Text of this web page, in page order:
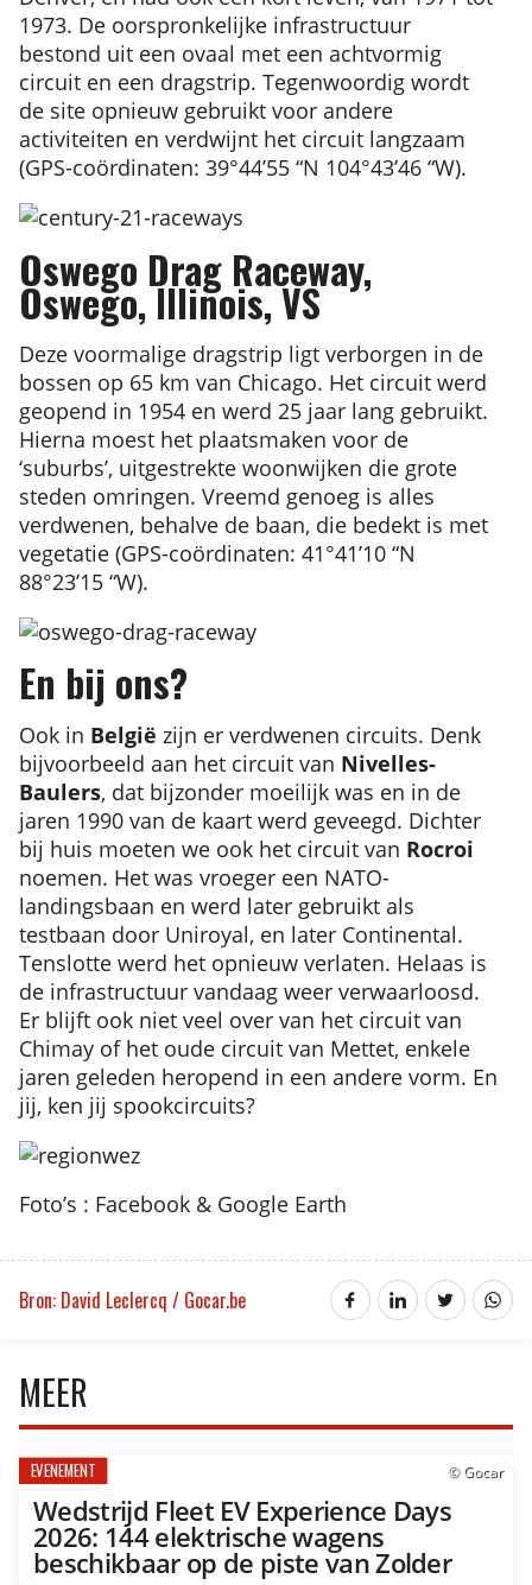
1973. De oorspronkelijke infrastructuur
bestond uit een ovaal met een achtvormig
circuit en een dragstrip. Tegenwoordig wordt
de site opnieuw gebruikt voor andere
activiteiten en verdwijnt het circuit langzaam
(GPS-coördinaten: 39°44’55 “N 104°43’46 “W).
Oswego Drag Raceway,
Oswego, Illinois, VS
Deze voormalige dragstrip ligt verborgen in de
bossen op 65 km van Chicago. Het circuit werd
geopend in 1954 en werd 25 jaar lang gebruikt.
Hierna moest het plaatsmaken voor de
‘suburbs’, uitgestrekte woonwijken die grote
steden omringen. Vreemd genoeg is alles
verdwenen, behalve de baan, die bedekt is met
vegetatie (GPS-coördinaten: 41°41’10 “N
88°23’15 “W).
En bij ons?
Ook in België zijn er verdwenen circuits. Denk
bijvoorbeeld aan het circuit van Nivelles-
Baulers, dat bijzonder moeilijk was en in de
jaren 1990 van de kaart werd geveegd. Dichter
bij huis moeten we ook het circuit van Rocroi
noemen. Het was vroeger een NATO-
landingsbaan en werd later gebruikt als
testbaan door Uniroyal, en later Continental.
Tenslotte werd het opnieuw verlaten. Helaas is
de infrastructuur vandaag weer verwaarloosd.
Er blijft ook niet veel over van het circuit van
Chimay of het oude circuit van Mettet, enkele
jaren geleden heropend in een andere vorm. En
jij, ken jij spookcircuits?
Foto’s : Facebook & Google Earth
Bron: David Leclercq / Gocar.be
MEER
© Gocar
EVENEMENT
Wedstrijd Fleet EV Experience Days
2026: 144 elektrische wagens
beschikbaar op de piste van Zolder